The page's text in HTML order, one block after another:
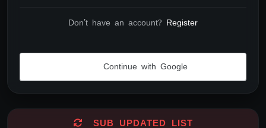
Don't have an account? Register
Continue with Google
SUB UPDATED LIST